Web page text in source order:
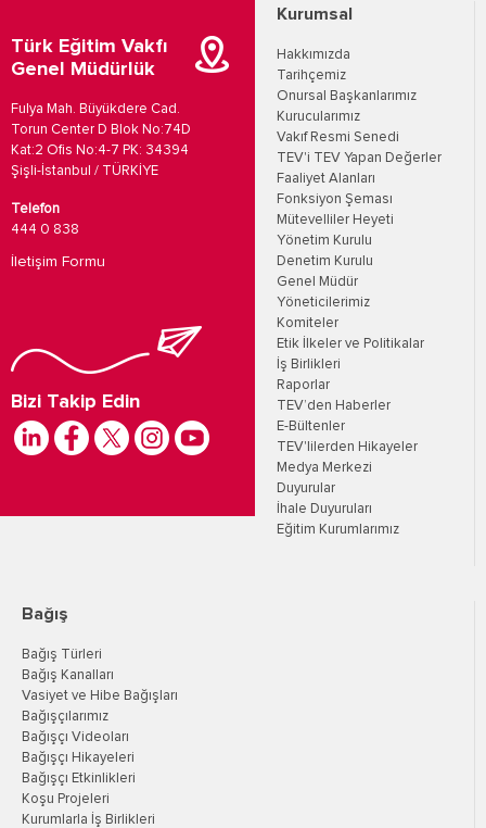
Türk Eğitim Vakfı
Genel Müdürlük
Fulya Mah. Büyükdere Cad.
Torun Center D Blok No:74D
Kat:2 Ofis No:4-7 PK: 34394
Şişli-İstanbul / TÜRKİYE
Telefon
444 0 838
İletişim Formu
Bizi Takip Edin
Kurumsal
Hakkımızda
Tarihçemiz
Onursal Başkanlarımız
Kurucularımız
Vakıf Resmi Senedi
TEV'i TEV Yapan Değerler
Faaliyet Alanları
Fonksiyon Şeması
Mütevelliler Heyeti
Yönetim Kurulu
Denetim Kurulu
Genel Müdür
Yöneticilerimiz
Komiteler
Etik İlkeler ve Politikalar
İş Birlikleri
Raporlar
TEV’den Haberler
E-Bültenler
TEV'lilerden Hikayeler
Medya Merkezi
Duyurular
İhale Duyuruları
Eğitim Kurumlarımız
Bağış
Bağış Türleri
Bağış Kanalları
Vasiyet ve Hibe Bağışları
Bağışçılarımız
Bağışçı Videoları
Bağışçı Hikayeleri
Bağışçı Etkinlikleri
Koşu Projeleri
Kurumlarla İş Birlikleri